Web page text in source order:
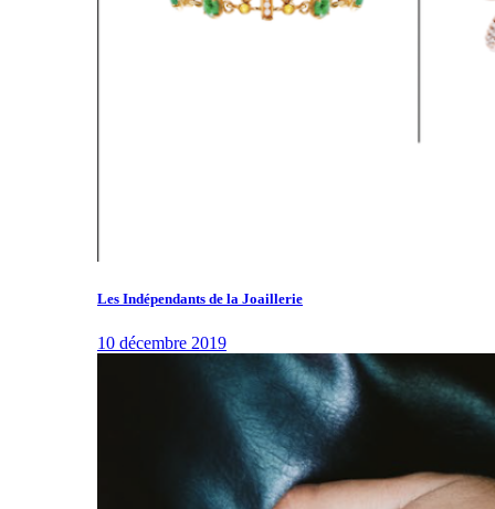
Les Indépendants de la Joaillerie
10 décembre 2019